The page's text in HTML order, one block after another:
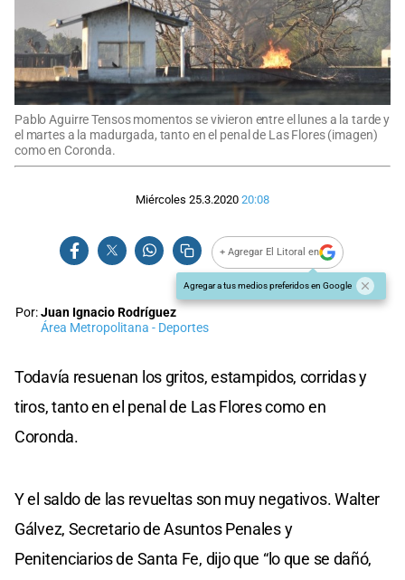
Pablo Aguirre Tensos momentos se vivieron entre el lunes a la tarde y
el martes a la madurgada, tanto en el penal de Las Flores (imagen)
como en Coronda.
Miércoles 25.3.2020 20:08
+ Agregar El Litoral en
Agregar a tus medios preferidos en Google
Por:Juan Ignacio Rodríguez
Área Metropolitana - Deportes
Todavía resuenan los gritos, estampidos, corridas y
tiros, tanto en el penal de Las Flores como en
Coronda.
Y el saldo de las revueltas son muy negativos. Walter
Gálvez, Secretario de Asuntos Penales y
Penitenciarios de Santa Fe, dijo que “lo que se dañó,